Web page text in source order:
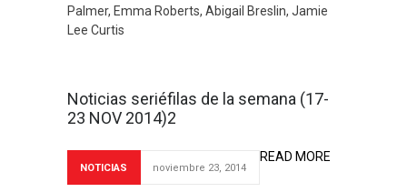
Palmer, Emma Roberts, Abigail Breslin, Jamie
Lee Curtis
Noticias seriéfilas de la semana (17-
23 NOV 2014)2
NOTICIAS noviembre 23, 2014
READ MORE